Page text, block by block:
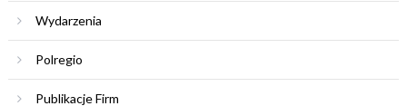
Wydarzenia
Polregio
Publikacje Firm